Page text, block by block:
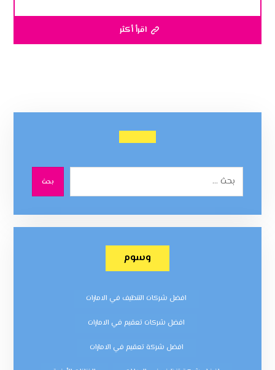
اقرأ أكثر
بحث
وسوم
افضل شركات التنظيف في الامارات
افضل شركات تعقيم في الامارات
افضل شركة تعقيم في الامارات